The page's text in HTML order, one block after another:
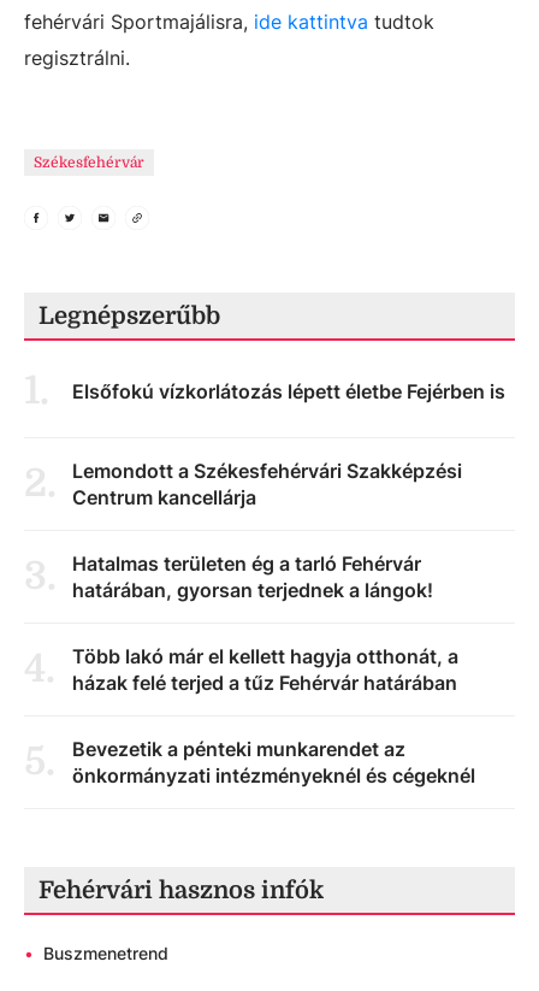
fehérvári Sportmajálisra, ide kattintva tudtok
regisztrálni.
Székesfehérvár
Legnépszerűbb
1. Elsőfokú vízkorlátozás lépett életbe Fejérben is
2.
Lemondott a Székesfehérvári Szakképzési
Centrum kancellárja
3.
Hatalmas területen ég a tarló Fehérvár
határában, gyorsan terjednek a lángok!
4.
Több lakó már el kellett hagyja otthonát, a
házak felé terjed a tűz Fehérvár határában
5.
Bevezetik a pénteki munkarendet az
önkormányzati intézményeknél és cégeknél
Fehérvári hasznos infók
• Buszmenetrend